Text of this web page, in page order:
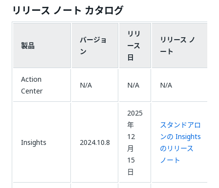
リリース ノート カタログ
製品
バージョ
ン
リリ
ース
日
リリース ノ
ート
Action
Center
N/A N/A N/A
Insights 2024.10.8
2025
年
12
月
15
日
スタンドアロ
ンの Insights
のリリース
ノート